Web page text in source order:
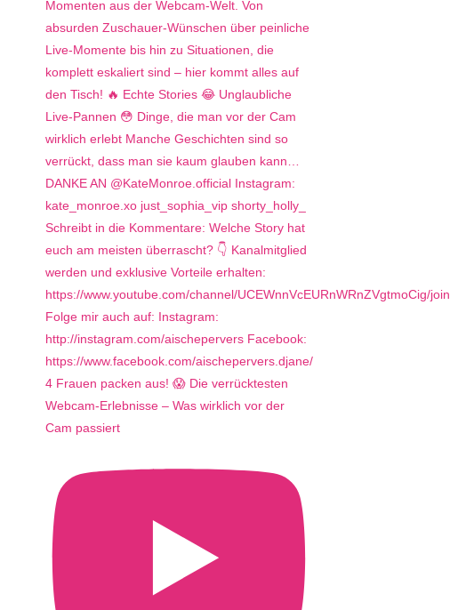
4 Frauen packen aus! 😱 Die verrücktesten
Webcam-Erlebnisse – Was wirklich vor der
Cam passiert